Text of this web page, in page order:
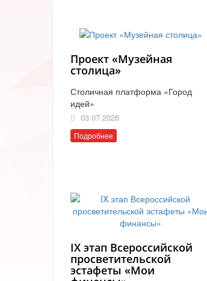
Проект «Музейная
столица»
Столичная платформа «Город
идей»
03.07.2026
Подробнее
IX этап Всероссийской
просветительской
эстафеты «Мои